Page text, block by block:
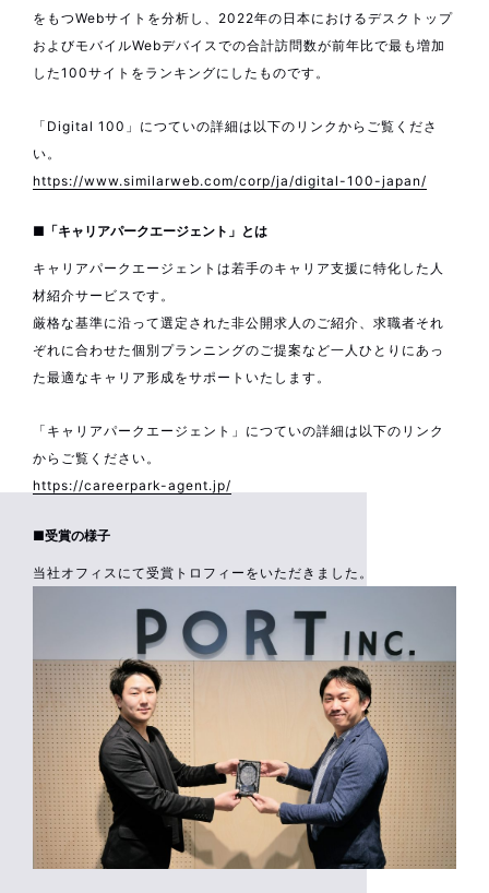
をもつWebサイトを分析し、2022年の日本におけるデスクトップ
およびモバイルWebデバイスでの合計訪問数が前年比で最も増加
した100サイトをランキングにしたものです。
「Digital 100」につていの詳細は以下のリンクからご覧くださ
い。
https://www.similarweb.com/corp/ja/digital-100-japan/
■「キャリアパークエージェント」とは
キャリアパークエージェントは若手のキャリア支援に特化した人
材紹介サービスです。
厳格な基準に沿って選定された非公開求人のご紹介、求職者それ
ぞれに合わせた個別プランニングのご提案など一人ひとりにあっ
た最適なキャリア形成をサポートいたします。
「キャリアパークエージェント」につていの詳細は以下のリンク
からご覧ください。
https://careerpark-agent.jp/
■受賞の様子
当社オフィスにて受賞トロフィーをいただきました。